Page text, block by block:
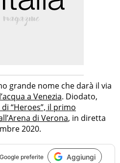
grande nome che darà il via
a Venezia. Diodato,
“Heroes”, il primo
di Verona, in diretta
2020.
preferite Aggiungi